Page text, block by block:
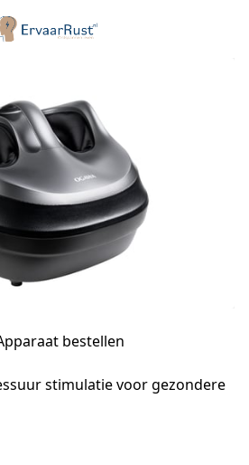
bestellen
stimulatie voor gezondere